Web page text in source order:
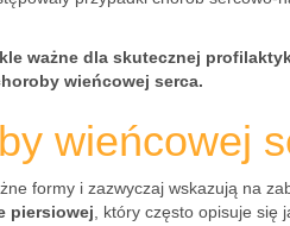
ważne dla skutecznej
wieńcowej serca.
wieńcowej
formy i zazwyczaj wskazują na
piersiowej , który często opisuje